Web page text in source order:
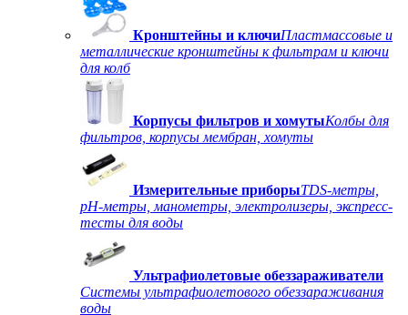
Кронштейны и ключиПластмассовые и
металлические кронштейны к фильтрам и ключи
для колб
Корпусы фильтров и хомутыКолбы для
фильтров, корпусы мембран, хомуты
Измерительные приборыTDS-метры,
рН-метры, манометры, электролизеры, экспресс-
тесты для воды
Ультрафиолетовые обеззараживатели
Системы ультрафиолетового обеззараживания
воды